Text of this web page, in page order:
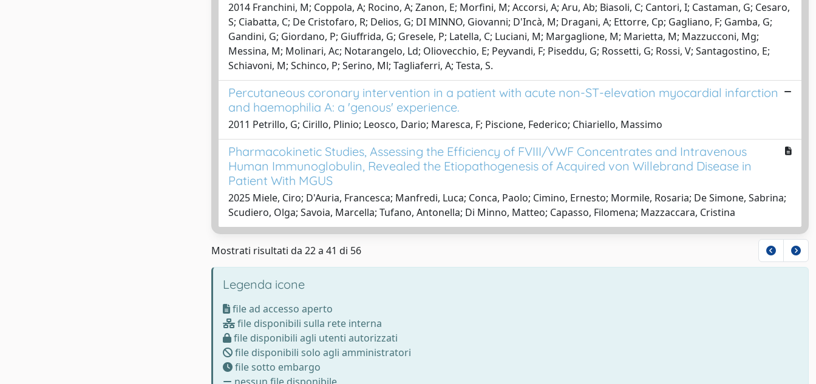
2014 Franchini, M; Coppola, A; Rocino, A; Zanon, E; Morfini, M; Accorsi, A; Aru, Ab; Biasoli, C; Cantori, I; Castaman, G; Cesaro,
S; Ciabatta, C; De Cristofaro, R; Delios, G; DI MINNO, Giovanni; D'Incà, M; Dragani, A; Ettorre, Cp; Gagliano, F; Gamba, G;
Gandini, G; Giordano, P; Giuffrida, G; Gresele, P; Latella, C; Luciani, M; Margaglione, M; Marietta, M; Mazzucconi, Mg;
Messina, M; Molinari, Ac; Notarangelo, Ld; Oliovecchio, E; Peyvandi, F; Piseddu, G; Rossetti, G; Rossi, V; Santagostino, E;
Schiavoni, M; Schinco, P; Serino, Ml; Tagliaferri, A; Testa, S.
Percutaneous coronary intervention in a patient with acute non-ST-elevation myocardial infarction
and haemophilia A: a 'genous' experience.
2011 Petrillo, G; Cirillo, Plinio; Leosco, Dario; Maresca, F; Piscione, Federico; Chiariello, Massimo
Pharmacokinetic Studies, Assessing the Efficiency of FVIII/VWF Concentrates and Intravenous
Human Immunoglobulin, Revealed the Etiopathogenesis of Acquired von Willebrand Disease in
Patient With MGUS
2025 Miele, Ciro; D'Auria, Francesca; Manfredi, Luca; Conca, Paolo; Cimino, Ernesto; Mormile, Rosaria; De Simone, Sabrina;
Scudiero, Olga; Savoia, Marcella; Tufano, Antonella; Di Minno, Matteo; Capasso, Filomena; Mazzaccara, Cristina
Mostrati risultati da 22 a 41 di 56
Legenda icone
file ad accesso aperto
file disponibili sulla rete interna
file disponibili agli utenti autorizzati
file disponibili solo agli amministratori
file sotto embargo